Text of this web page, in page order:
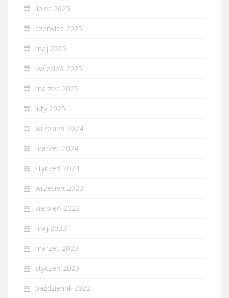
lipiec 2025
czerwiec 2025
maj 2025
kwiecień 2025
marzec 2025
luty 2025
wrzesień 2024
marzec 2024
styczeń 2024
wrzesień 2023
sierpień 2023
maj 2023
marzec 2023
styczeń 2023
październik 2022